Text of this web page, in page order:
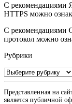
С рекомендациями
HTTPS можно
С рекомендациями
протокол можно
Рубрики
Рубрики
Представленная на
является публичной